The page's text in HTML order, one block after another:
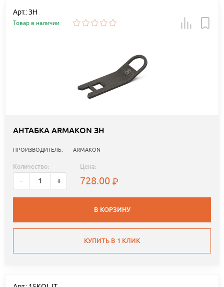
Арт.: ЗН
Товар в наличии
АНТАБКА ARMAKON ЗН
ПРОИЗВОДИТЕЛЬ: ARMAKON
Количество:
- +
Цена:
728.00
В КОРЗИНУ
КУПИТЬ В 1 КЛИК